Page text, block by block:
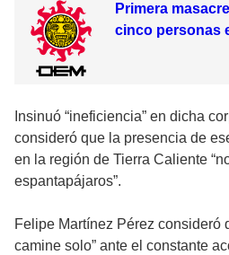
Primera
cinco personas
Insinuó “ineficiencia” en dicha
consideró que la presencia de
en la región de Tierra Caliente
espantapájaros”.
Felipe Martínez Pérez consideró
camine solo” ante el constante